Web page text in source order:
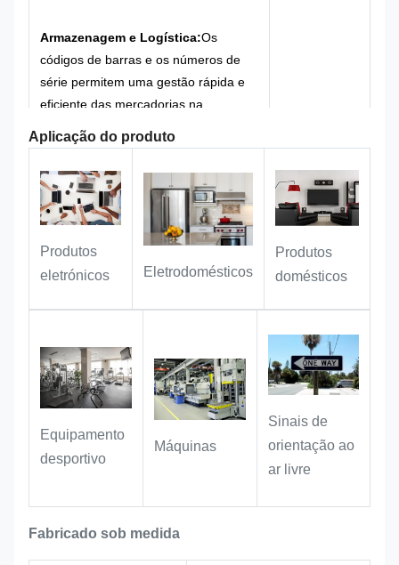
metálica de primeira qualidade com
brilho sutil e refinado.Melhoram
significativamente a qualidade geral
do produto e o reconhecimento da
Armazenagem e Logística:Os
códigos de barras e os números de
série permitem uma gestão rápida e
eficiente das mercadorias na
recepção/emissão, na contagem dos
inventários,e processos de
rastreabilidade.
Equipamento industrial:
Adequado
para rotulagem de máquinas,
acessórios de hardware e
instrumentos, com propriedades
mesmo durante a utilização
prolongada em oficinas e ambientes
industriais..
Aplicação do produto
Produtos
eletrónicos
Eletrodomésticos
Produtos
domésticos
Equipamento
desportivo
Máquinas
Sinais de
orientação ao
ar livre
Fabricado sob medida